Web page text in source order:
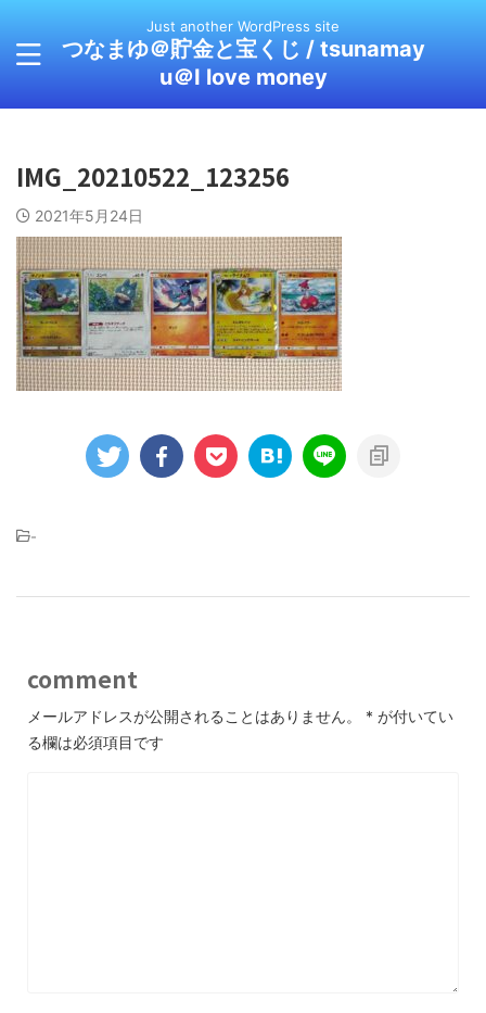
Just another WordPress site
つなまゆ＠貯金と宝くじ / tsunamay
u＠I love money
IMG_20210522_123256
2021年5月24日
-
comment
メールアドレスが公開されることはありません。 * が付いてい
る欄は必須項目です